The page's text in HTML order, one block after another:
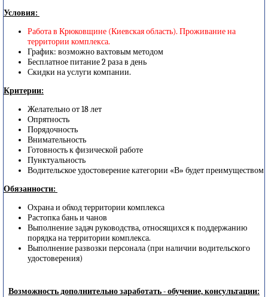
Условия:
Работа в Крюковщине (Киевская область). Проживание на
территории комплекса.
График: возможно вахтовым методом
Бесплатное питание 2 раза в день
Скидки на услуги компании.
Критерии:
Желательно от 18 лет
Опрятность
Порядочность
Внимательность
Готовность к физической работе
Пунктуальность
Водительское удостоверение категории «В» будет преимуществом
Обязанности:
Охрана и обход территории комплекса
Растопка бань и чанов
Выполнение задач руководства, относящихся к поддержанию
порядка на территории комплекса.
Выполнение развозки персонала (при наличии водительского
удостоверения)
Возможность дополнительно заработать - обучение, консультации: